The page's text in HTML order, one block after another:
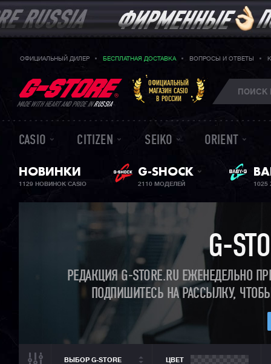
ОФИЦИАЛЬНЫЙ ДИЛЕР БЕСПЛАТНАЯ ДОСТАВКА ВОПРОСЫ И ОТВЕТЫ
MADE WITH HEART AND PRIDE INRUSSIA
ОФИЦИАЛЬНЫЙ
МАГАЗИН CASIO
В РОССИИ
CASIO CITIZEN SEIKO ORIENT
НОВИНКИ
1129 НОВИНОК CASIO
G-SHOCK
2110 МОДЕЛЕЙ
G-
РЕДАКЦИЯ G-STORE.RU ЕЖЕНЕДЕЛЬНО
ПОДПИШИТЕСЬ НА РАССЫЛКУ,
ВЫБОР G-STORE ЦВЕТ